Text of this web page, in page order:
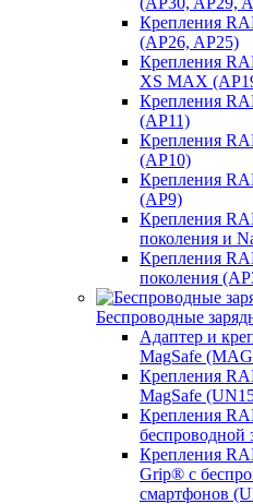
Крепления
(AP26, AP25)
Крепления
XS MAX
Крепления
(AP11)
Крепления
(AP10)
Крепления
(AP9)
Крепления
поколения и
Крепления
поколения
Беспроводные
Адаптер и
MagSafe
Крепления
MagSafe
Крепления
беспроводной
Крепления
Grip® с
смартфонов